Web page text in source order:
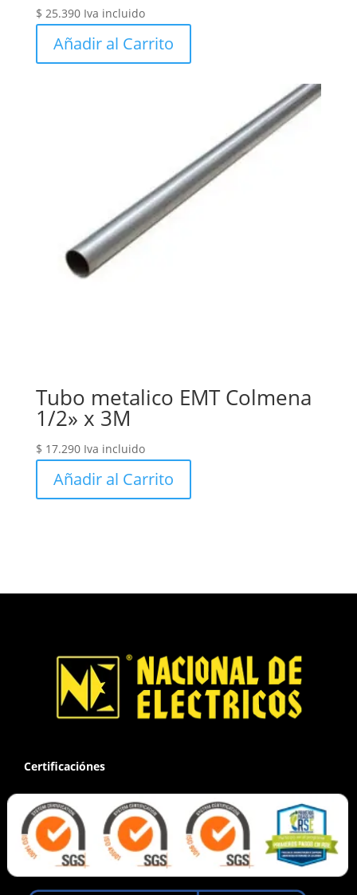
$ 25.390 Iva incluido
Añadir al Carrito
Tubo metalico EMT Colmena
1/2» x 3M
$ 17.290 Iva incluido
Añadir al Carrito
Certificaciónes